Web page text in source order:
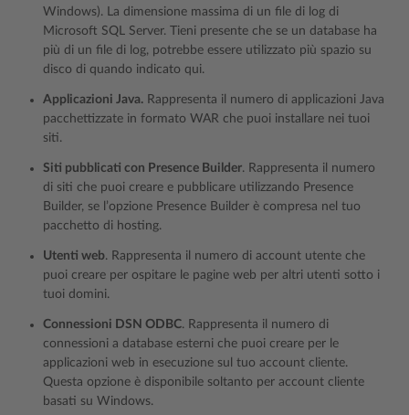
Windows). La dimensione massima di un file di log di
Microsoft SQL Server. Tieni presente che se un database ha
più di un file di log, potrebbe essere utilizzato più spazio su
disco di quando indicato qui.
Applicazioni Java. Rappresenta il numero di applicazioni Java
pacchettizzate in formato WAR che puoi installare nei tuoi
siti.
Siti pubblicati con Presence Builder. Rappresenta il numero
di siti che puoi creare e pubblicare utilizzando Presence
Builder, se l’opzione Presence Builder è compresa nel tuo
pacchetto di hosting.
Utenti web. Rappresenta il numero di account utente che
puoi creare per ospitare le pagine web per altri utenti sotto i
tuoi domini.
Connessioni DSN ODBC. Rappresenta il numero di
connessioni a database esterni che puoi creare per le
applicazioni web in esecuzione sul tuo account cliente.
Questa opzione è disponibile soltanto per account cliente
basati su Windows.